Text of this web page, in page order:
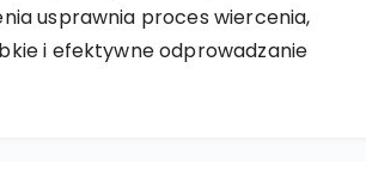
usprawnia proces wiercenia,
i efektywne odprowadzanie